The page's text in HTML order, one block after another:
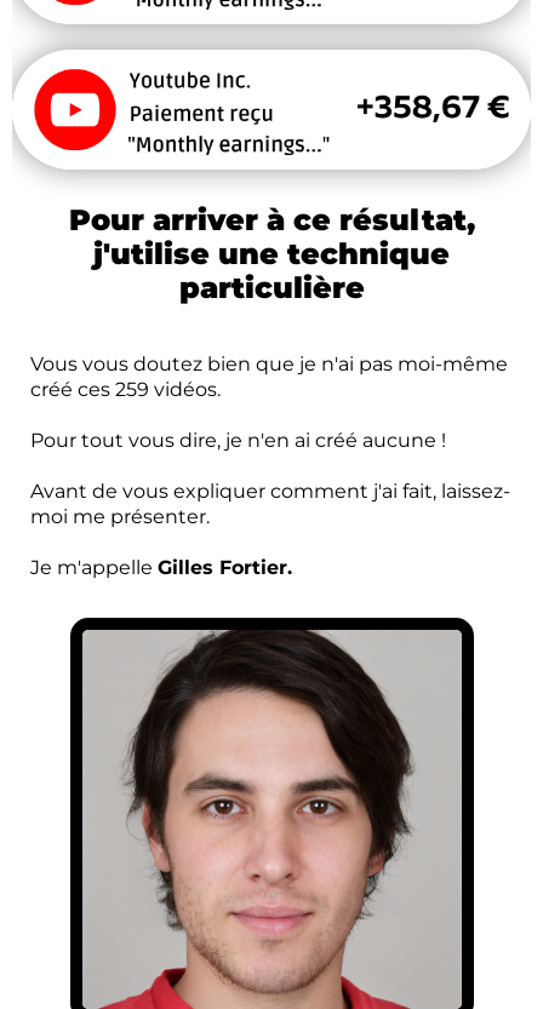
Pour arriver à ce résultat,
j'utilise une technique
particulière
Vous vous doutez bien que je n'ai pas moi-même
créé ces 259 vidéos.
Pour tout vous dire, je n'en ai créé aucune !
Avant de vous expliquer comment j'ai fait, laissez-
moi me présenter.
Je m'appelle Gilles Fortier.